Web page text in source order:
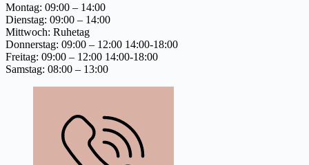
Montag: 09:00 – 14:00
Dienstag: 09:00 – 14:00
Mittwoch: Ruhetag
Donnerstag: 09:00 – 12:00 14:00-18:00
Freitag: 09:00 – 12:00 14:00-18:00
Samstag: 08:00 – 13:00